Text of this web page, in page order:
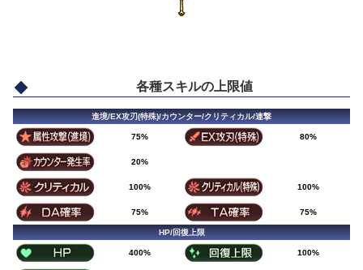
各種スキルの上限値
進境/EX攻刃(特殊)/カウンター/クリティカル/連撃
75% 80%
20%
100% 100%
75% 75%
HP/回復上限
400% 100%